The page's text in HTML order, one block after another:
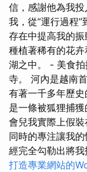
信，感謝他為我
我，從“運行過程
存在中提高我的
種植著稀有的花
湖之中。 - 美食
寺。 河內是越南
有著一千多年歷
是一條被狐狸捕
會兒我實際上假裝
同時的專注讓我
經完全勾勒出將我
打造專業網站的